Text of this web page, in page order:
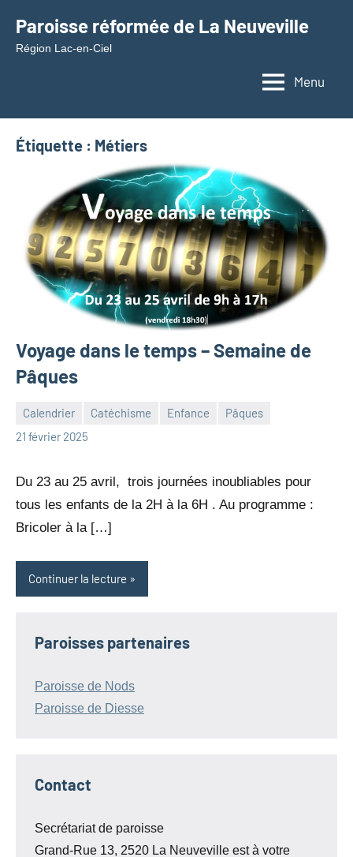
contenu
Paroisse réformée de La Neuveville
Région Lac-en-Ciel
Menu
Étiquette : Métiers
Voyage dans le temps – Semaine de
Pâques
Calendrier Catéchisme Enfance
Pâques
21 février 2025
Julien
Aucun
Du 23 au 25 avril, trois journées inoubliables pour
tous les enfants de la 2H à la 6H . Au programme :
Bricoler à la […]
Continuer la lecture
Paroisses partenaires
Paroisse de Nods
Paroisse de Diesse
Contact
Secrétariat de paroisse
Grand-Rue 13, 2520 La Neuveville est à votre